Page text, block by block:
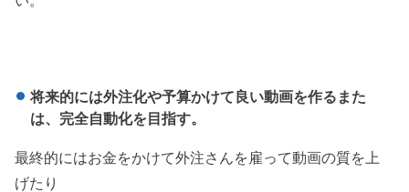
将来的には外注化や予算かけて良い動画を作るまた
は、完全自動化を目指す。
最終的にはお金をかけて外注さんを雇って動画の質を上
げたり